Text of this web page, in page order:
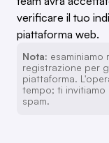
verificare il tuo
piattaforma web.
Nota: esaminiamo
registrazione per
piattaforma.
tempo; ti
spam.